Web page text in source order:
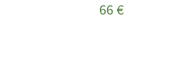
66 €